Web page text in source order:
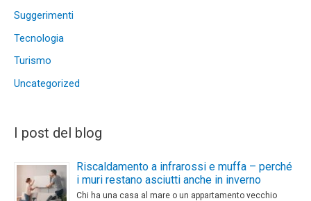
Suggerimenti
Tecnologia
Turismo
Uncategorized
I post del blog
Riscaldamento a infrarossi e muffa – perché
i muri restano asciutti anche in inverno
Chi ha una casa al mare o un appartamento vecchio